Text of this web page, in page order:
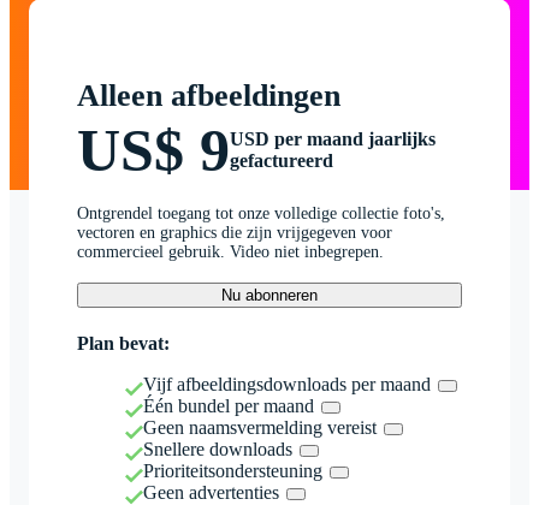
Alleen afbeeldingen
US$ 9USD per maand jaarlijks
gefactureerd
Ontgrendel toegang tot onze volledige collectie foto's,
vectoren en graphics die zijn vrijgegeven voor
commercieel gebruik. Video niet inbegrepen.
Nu abonneren
Plan bevat:
Vijf afbeeldingsdownloads per maand
Één bundel per maand
Geen naamsvermelding vereist
Snellere downloads
Prioriteitsondersteuning
Geen advertenties